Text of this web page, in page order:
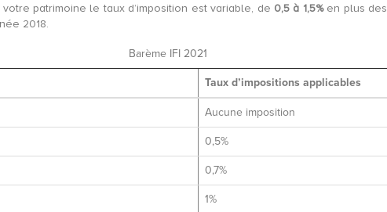
patrimoine le taux d’imposition est variable, de 0,5 à 1,5% en plus des
2018.
Barème IFI 2021
Taux d’impositions applicables
Aucune imposition
0,5%
0,7%
1%